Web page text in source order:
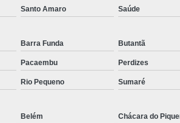
Limpeza de Piscina de
Limpeza e Tratamento de
Limpeza de Piscina
Limpeza de
Limpeza de Piscina em
Limpeza e Manutenção de Piscina
Santo Amaro Saúde
Barra Funda Butantã
Pacaembu Perdizes
Rio Pequeno Sumaré
Belém Chácara do